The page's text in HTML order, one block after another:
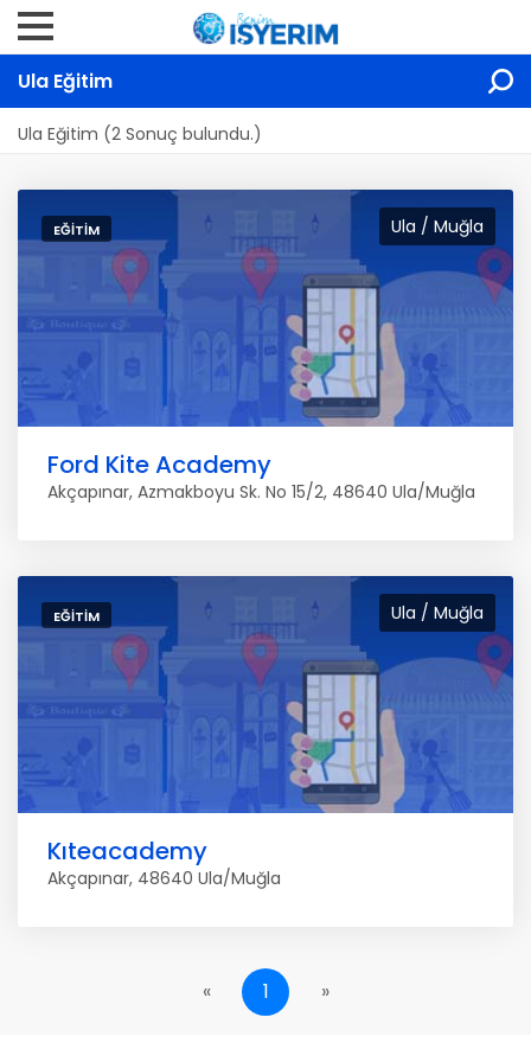
Ula Eğitim
Ula Eğitim (2 Sonuç bulundu.)
Ula / Muğla
EĞITIM
Ford Kite Academy
Akçapınar, Azmakboyu Sk. No 15/2, 48640 Ula/Muğla
Ula / Muğla
EĞITIM
Kıteacademy
Akçapınar, 48640 Ula/Muğla
« 1 »